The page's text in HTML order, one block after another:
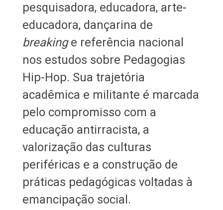
pesquisadora, educadora, arte-
educadora, dançarina de
breakinge referência nacional
nos estudos sobre Pedagogias
Hip-Hop. Sua trajetória
acadêmica e militante é marcada
pelo compromisso com a
educação antirracista, a
valorização das culturas
periféricas e a construção de
práticas pedagógicas voltadas à
emancipação social.